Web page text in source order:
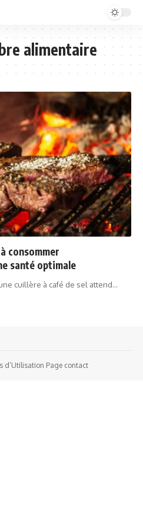
alimentaire
consommer
santé optimale
cuillère à café de sel attend…
d’Utilisation Page contact